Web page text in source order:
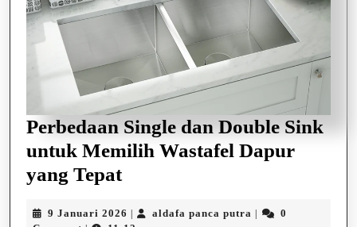
Perbedaan Single dan Double Sink
untuk Memilih Wastafel Dapur
yang TepatPerbedaan
dan
9 Januari 2026 9| aldafa panca putra aldafa
|
0